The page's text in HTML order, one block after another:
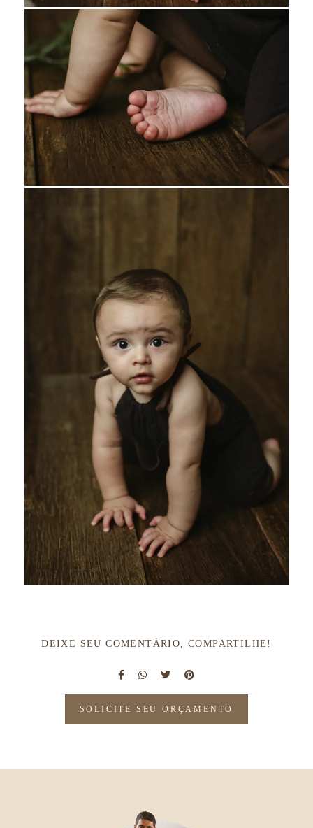
DEIXE SEU COMENTÁRIO, COMPARTILHE!
SOLICITE SEU ORÇAMENTO